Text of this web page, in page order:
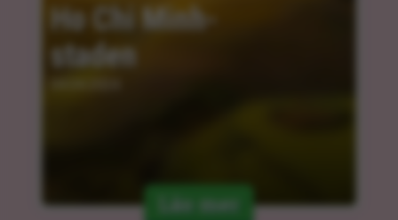
Ho Chi Minh-
staden
Läs mer